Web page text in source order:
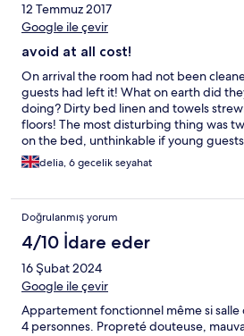
12 Temmuz 2017
Google ile çevir
avoid at all cost!
On arrival the room had not been
guests had left it! What on earth did
doing? Dirty bed linen and towels
floors! The most disturbing thing was
on the bed, unthinkable if young
sweets! After complaining immediately,
and photographic evidence, they
despite being over three weeks ago
extra charges we were not aware off at
towels and bed linen, as it was in small
hotel.com page! They even charged
hotel.com would even advertise such a
establishment,when they contacted
all costs!
delia, 6 gecelik seyahat
Doğrulanmış yorum
4/10 İdare eder
16 Şubat 2024
Google ile çevir
Appartement fonctionnel même si
4 personnes. Propreté douteuse,